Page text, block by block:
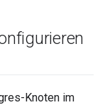
Knoten im